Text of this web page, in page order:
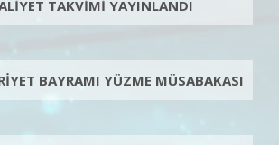
TAKVİMİ YAYINLANDI
BAYRAMI YÜZME MÜSABAKASI